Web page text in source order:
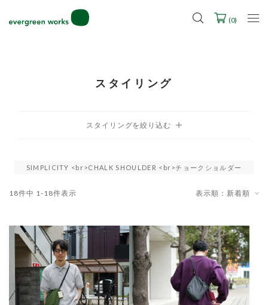
2027年ご入学用ランドセル受注会スケジュール
(0)
スタイリング
SIMPLICITY <br>CHALK SHOULDER <br>チョークショルダー
表示順：新着順
18件中 1-18件表示